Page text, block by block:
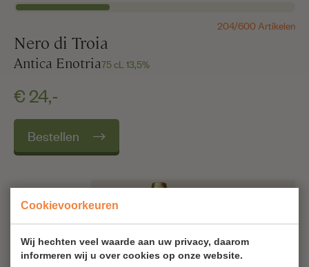
204/600 Artikelen
Nero di Troia
Antica Enotria75 cL 13,5%
€ 24,-
Bestellen
Cookievoorkeuren
Wij hechten veel waarde aan uw privacy, daarom
informeren wij u over cookies op onze website.